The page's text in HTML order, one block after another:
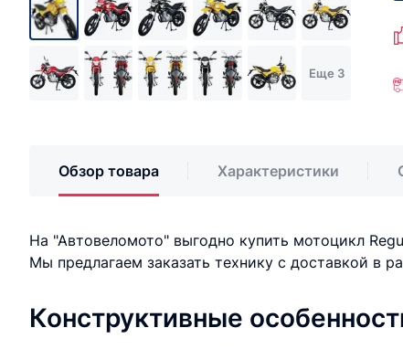
Еще 3
Обзор товара Характеристики
На "Автовеломото" выгодно купить мотоцикл
Мы предлагаем заказать технику с доставкой в
Конструктивные